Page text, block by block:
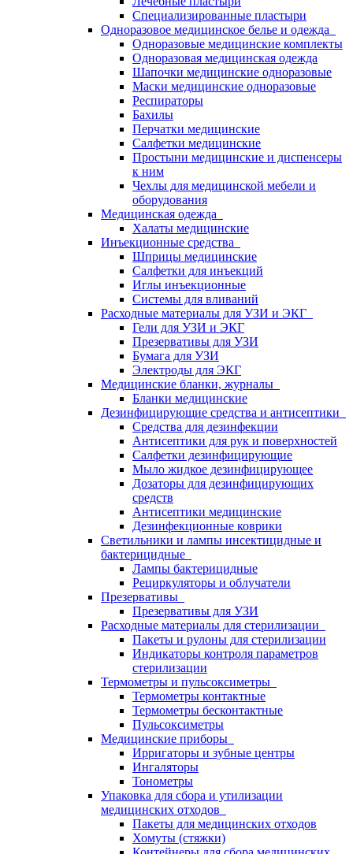
Специализированные пластыри
Одноразовое медицинское белье и одежда
Одноразовые медицинские комплекты
Одноразовая медицинская одежда
Шапочки медицинские одноразовые
Маски медицинские одноразовые
Респираторы
Бахилы
Перчатки медицинские
Салфетки медицинские
Простыни медицинские и диспенсеры
к ним
Чехлы для медицинской мебели и
оборудования
Медицинская одежда
Халаты медицинские
Инъекционные средства
Шприцы медицинские
Салфетки для инъекций
Иглы инъекционные
Системы для вливаний
Расходные материалы для УЗИ и ЭКГ
Гели для УЗИ и ЭКГ
Презервативы для УЗИ
Бумага для УЗИ
Электроды для ЭКГ
Медицинские бланки, журналы
Бланки медицинские
Дезинфицирующие средства и антисептики
Средства для дезинфекции
Антисептики для рук и поверхностей
Салфетки дезинфицирующие
Мыло жидкое дезинфицирующее
Дозаторы для дезинфицирующих
средств
Антисептики медицинские
Дезинфекционные коврики
Светильники и лампы инсектицидные и
бактерицидные
Лампы бактерицидные
Рециркуляторы и облучатели
Презервативы
Презервативы для УЗИ
Расходные материалы для стерилизации
Пакеты и рулоны для стерилизации
Индикаторы контроля параметров
стерилизации
Термометры и пульсоксиметры
Термометры контактные
Термометры бесконтактные
Пульсоксиметры
Медицинские приборы
Ирригаторы и зубные центры
Ингаляторы
Тонометры
Упаковка для сбора и утилизации
медицинских отходов
Пакеты для медицинских отходов
Хомуты (стяжки)